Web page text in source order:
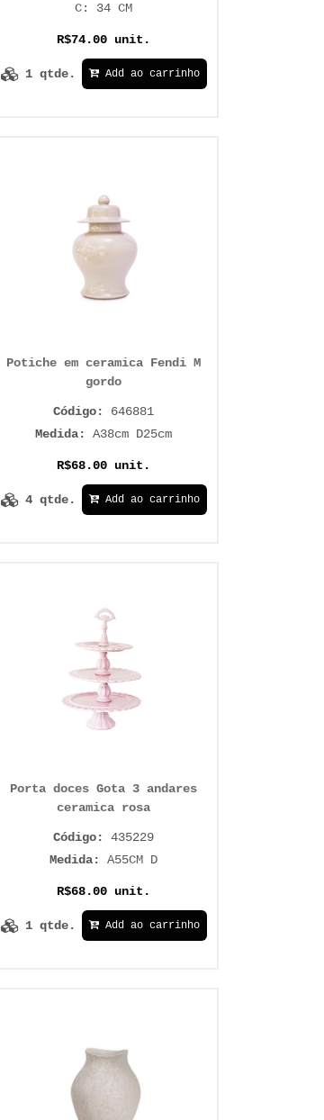
C: 34 CM
R$74.00 unit.
1 qtde. Add ao carrinho
Potiche em ceramica Fendi M
gordo
Código: 646881
Medida:A38cm D25cm
R$68.00 unit.
4 qtde. Add ao carrinho
Porta doces Gota 3 andares
ceramica rosa
Código:435229
Medida:A55CM D
R$68.00 unit.
1 qtde. Add ao carrinho